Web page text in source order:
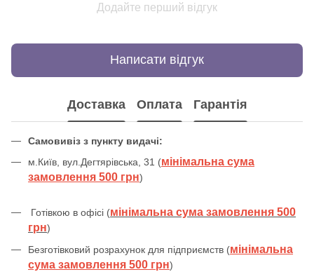
Додайте перший відгук
Написати відгук
Доставка Оплата Гарантія
Самовивіз з пункту видачі:
м.Київ, вул.Дегтярівська, 31 (мінімальна сума
замовлення 500 грн)
Готівкою в офісі (мінімальна сума замовлення 500
грн)
Безготівковий розрахунок для підприємств (мінімальна
сума замовлення 500 грн)